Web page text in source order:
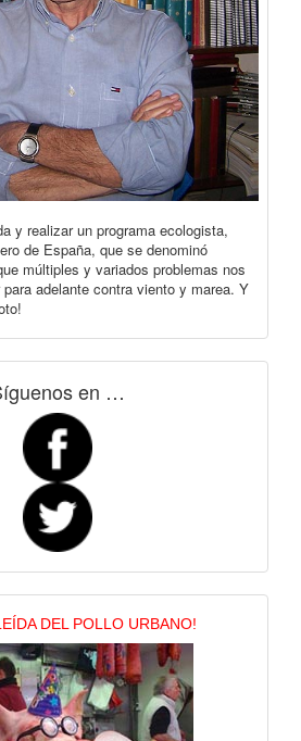
y realizar un programa ecologista,
de España, que se denominó
múltiples y variados problemas nos
adelante contra viento y marea. Y
en …
DEL POLLO URBANO!